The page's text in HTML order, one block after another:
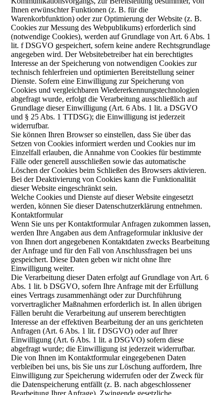
Ihnen erwünschter Funktionen (z. B. für die
Warenkorbfunktion) oder zur Optimierung der Website (z. B.
Cookies zur Messung des Webpublikums) erforderlich sind
(notwendige Cookies), werden auf Grundlage von Art. 6 Abs. 1
lit. f DSGVO gespeichert, sofern keine andere Rechtsgrundlage
angegeben wird. Der Websitebetreiber hat ein berechtigtes
Interesse an der Speicherung von notwendigen Cookies zur
technisch fehlerfreien und optimierten Bereitstellung seiner
Dienste. Sofern eine Einwilligung zur Speicherung von
Cookies und vergleichbaren Wiedererkennungstechnologien
abgefragt wurde, erfolgt die Verarbeitung ausschließlich auf
Grundlage dieser Einwilligung (Art. 6 Abs. 1 lit. a DSGVO
und § 25 Abs. 1 TTDSG); die Einwilligung ist jederzeit
widerrufbar.
Sie können Ihren Browser so einstellen, dass Sie über das
Setzen von Cookies informiert werden und Cookies nur im
Einzelfall erlauben, die Annahme von Cookies für bestimmte
Fälle oder generell ausschließen sowie das automatische
Löschen der Cookies beim Schließen des Browsers aktivieren.
Bei der Deaktivierung von Cookies kann die Funktionalität
dieser Website eingeschränkt sein.
Welche Cookies und Dienste auf dieser Website eingesetzt
werden, können Sie dieser Datenschutzerklärung entnehmen.
Kontaktformular
Wenn Sie uns per Kontaktformular Anfragen zukommen lassen,
werden Ihre Angaben aus dem Anfrageformular inklusive der
von Ihnen dort angegebenen Kontaktdaten zwecks Bearbeitung
der Anfrage und für den Fall von Anschlussfragen bei uns
gespeichert. Diese Daten geben wir nicht ohne Ihre
Einwilligung weiter.
Die Verarbeitung dieser Daten erfolgt auf Grundlage von Art. 6
Abs. 1 lit. b DSGVO, sofern Ihre Anfrage mit der Erfüllung
eines Vertrags zusammenhängt oder zur Durchführung
vorvertraglicher Maßnahmen erforderlich ist. In allen übrigen
Fällen beruht die Verarbeitung auf unserem berechtigten
Interesse an der effektiven Bearbeitung der an uns gerichteten
Anfragen (Art. 6 Abs. 1 lit. f DSGVO) oder auf Ihrer
Einwilligung (Art. 6 Abs. 1 lit. a DSGVO) sofern diese
abgefragt wurde; die Einwilligung ist jederzeit widerrufbar.
Die von Ihnen im Kontaktformular eingegebenen Daten
verbleiben bei uns, bis Sie uns zur Löschung auffordern, Ihre
Einwilligung zur Speicherung widerrufen oder der Zweck für
die Datenspeicherung entfällt (z. B. nach abgeschlossener
Bearbeitung Ihrer Anfrage). Zwingende gesetzliche